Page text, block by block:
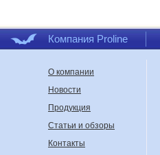
Компания Proline
О компании
Новости
Продукция
Статьи и обзоры
Контакты